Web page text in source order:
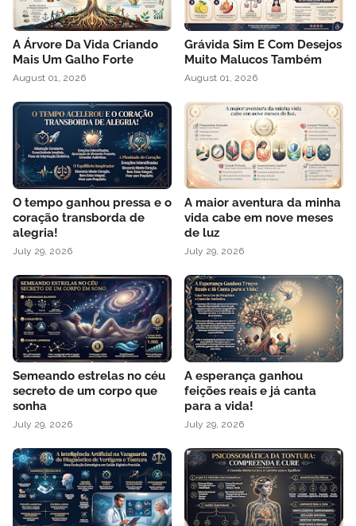
A Árvore Da Vida Criando
Mais Um Galho Forte
August 01, 2026
Grávida Sim E Com Desejos
Muito Malucos Também
August 01, 2026
O tempo ganhou pressa e o
coração transborda de
alegria!
July 29, 2026
A maior aventura da minha
vida cabe em nove meses
de luz
July 29, 2026
Semeando estrelas no céu
secreto de um corpo que
sonha
July 29, 2026
A esperança ganhou
feições reais e já canta
para a vida!
July 29, 2026